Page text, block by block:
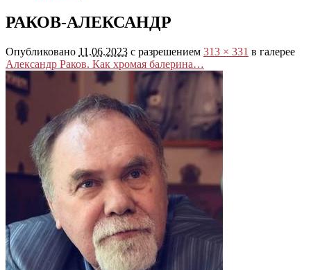
РАКОВ-АЛЕКСАНДР
Опубликовано 11.06.2023 с разрешением 313 × 331 в галерее
Александр Раков. Как хромая балерина…